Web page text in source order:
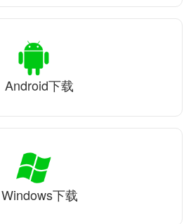
Android下载
Windows下载